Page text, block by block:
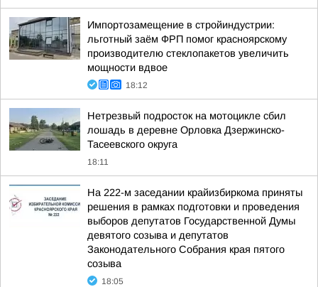
Импортозамещение в стройиндустрии:
льготный заём ФРП помог красноярскому
производителю стеклопакетов увеличить
мощности вдвое
18:12
Нетрезвый подросток на мотоцикле сбил
лошадь в деревне Орловка Дзержинско-
Тасеевского округа
18:11
На 222-м заседании крайизбиркома приняты
решения в рамках подготовки и проведения
выборов депутатов Государственной Думы
девятого созыва и депутатов
Законодательного Собрания края пятого
созыва
18:05